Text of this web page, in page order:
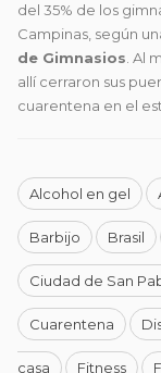
del 35% de los
Campinas, según
de Gimnasios. Al
allí cerraron sus
cuarentena en el
Alcohol en gel
Barbijo Brasil
Ciudad de San
Cuarentena
casa Fitness